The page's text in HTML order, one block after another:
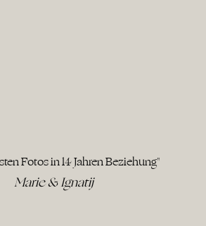
Fotos in 14 Jahren Beziehung"
Marie & Ignatij